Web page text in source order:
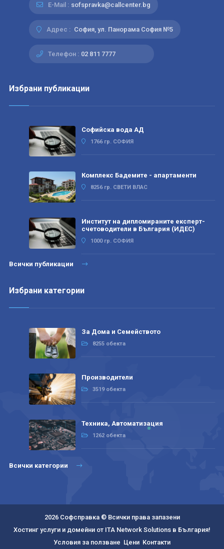
E-Mail : sofspravka@callcenter.bg
Адрес : София, ул. Панорама София №5
Телефон : 02 811 7777
Избрани публикации
Софийска вода АД
1766 гр. СОФИЯ
Комплекс Бадемите - апартаменти
8256 гр. СВЕТИ ВЛАС
Институт на дипломираните експерт-
счетоводители в България (ИДЕС)
1000 гр. СОФИЯ
Всички публикации
Избрани категории
За Дома и Семейството
8255 обекта
Производители
3519 обекта
Техника, Автоматизация
1262 обекта
Всички категории
2026 Софсправка © Всички права запазени
Хостинг услуги и домейни от ITA Network Solutions в България!
Условия за ползване Цени Контакти